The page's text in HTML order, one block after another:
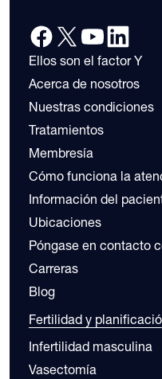
Ellos son el factor Y
Acerca de nosotros
Nuestras condiciones
Tratamientos
Membresía
Cómo funciona la
Información del
Ubicaciones
Póngase en contacto
Carreras
Blog
Fertilidad y
Infertilidad masculina
Vasectomía